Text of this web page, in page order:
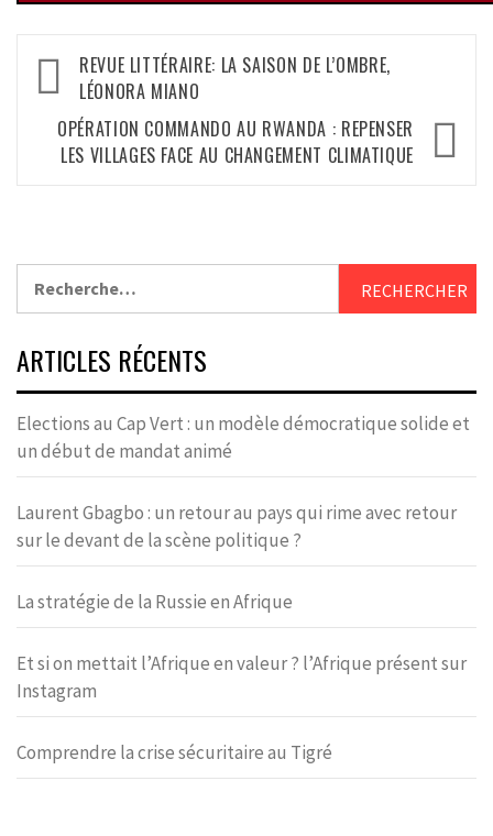
Navigation
de
l’article
REVUE LITTÉRAIRE: LA SAISON DE L’OMBRE,
LÉONORA MIANO
OPÉRATION COMMANDO AU RWANDA : REPENSER
LES VILLAGES FACE AU CHANGEMENT CLIMATIQUE
ARTICLES RÉCENTS
Elections au Cap Vert : un modèle démocratique solide et
un début de mandat animé
Laurent Gbagbo : un retour au pays qui rime avec retour
sur le devant de la scène politique ?
La stratégie de la Russie en Afrique
Et si on mettait l’Afrique en valeur ? l’Afrique présent sur
Instagram
Comprendre la crise sécuritaire au Tigré